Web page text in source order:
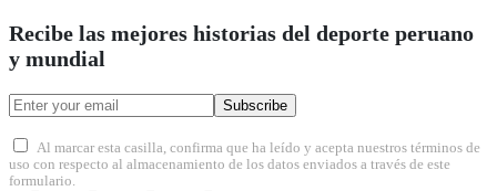
Recibe las mejores historias del deporte peruano
y mundial
Subscribe
Al marcar esta casilla, confirma que ha leído y acepta nuestros términos de
uso con respecto al almacenamiento de los datos enviados a través de este
formulario.